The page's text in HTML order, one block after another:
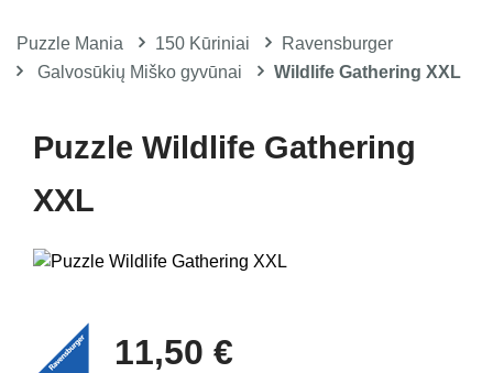
Puzzle Mania 150 Kūriniai
Ravensburger
Galvosūkių Miško gyvūnai
Wildlife Gathering XXL
Puzzle Wildlife Gathering
XXL
11,50 €